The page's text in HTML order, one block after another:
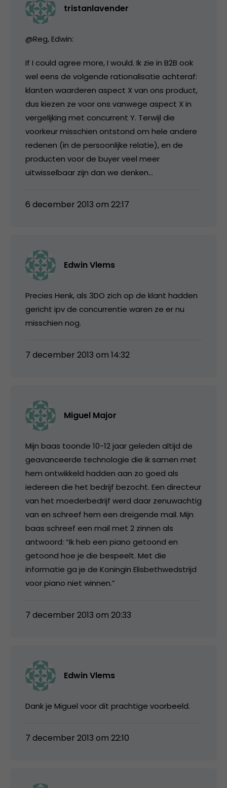
tristanlavender
@Reg, Edwin:
If I could agree more, I would. Ik zie in B2B ook
wel eens de volgende rationalisatie achteraf:
klanten waarderen aspect X van ons product,
dus kiezen ze voor ons vanwege aspect X in
vergelijking met concurrent Y. Terwijl die
voorkeur misschien ontstond om hele andere
redenen (in de persoonlijke relatie), en de
producten voor de buyer veel meer
uitwisselbaar zijn dan we denken…
6 december 2013 om 22:17
Edwin Vlems
Precies Henk, als 3DO zich op de klant hadden
gericht ipv de concurrentie waren ze er nu
misschien nog.
7 december 2013 om 14:32
Miguel Major
Mijn baas toonde 10-12 jaar geleden altijd de
geavanceerde technologie die ik samen met
hem ontwikkeld hadden aan zo goed als
iedereen die het bedrijf bezocht. Een directeur
van het moederbedrijf werd daar zenuwachtig
van en schreef hem een dreigende mail. Mijn
baas schreef een mail met 2 zinnen als
antwoord: “Ik heb een piano getoond en
getoond hoe je die bespeelt. Met die
informatie ga je de Koningin Elisbethwedstrijd
voor piano niet winnen.”
7 december 2013 om 20:33
Edwin Vlems
Dank je Miguel voor dit prachtige voorbeeld.
7 december 2013 om 22:10